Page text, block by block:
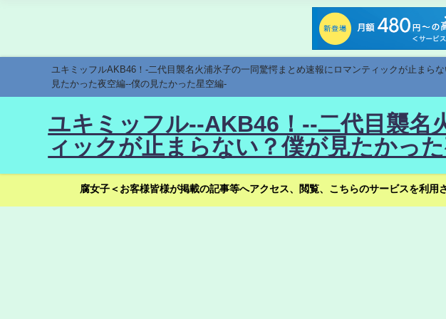
ユキミッフルAKB46！-二代目襲名火浦氷子の一同驚愕まとめ速報にロマンティックが止ま
見たかった夜空編--僕の見たかった星空編-
ユキミッフル--AKB46！--二代目襲名
ィックが止まらない？僕が見たかっ
腐女子＜お客様皆様が掲載の記事等へアクセス、閲覧、こちらのサービスを利